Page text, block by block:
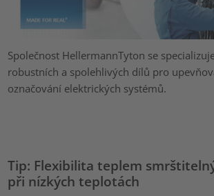
Společnost HellermannTyton se
robustních a spolehlivých dílů pro
označování elektrických systémů.
Tip: Flexibilita teplem
při nízkých teplotách